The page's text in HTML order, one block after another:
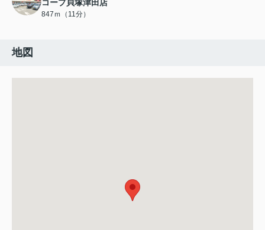
コープ貝塚津田店
847ｍ（11分）
地図